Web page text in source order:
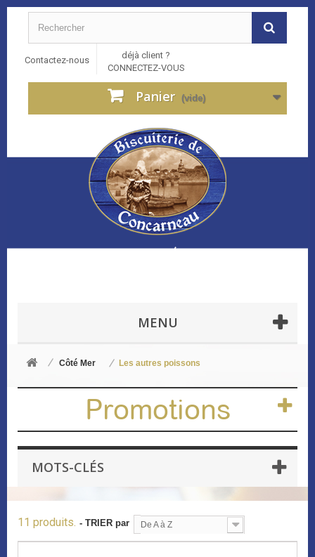
Contactez-nous
déjà client ?
CONNECTEZ-VOUS
Panier (vide)
MENU
Côté Mer Les autres poissons
Promotions
MOTS-CLÉS
11 produits. - TRIER par De A à Z